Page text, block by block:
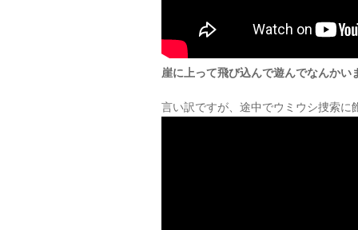
崖に上って飛び込んで遊んでなんかい
言い訳ですが、途中でウミウシ捜索に